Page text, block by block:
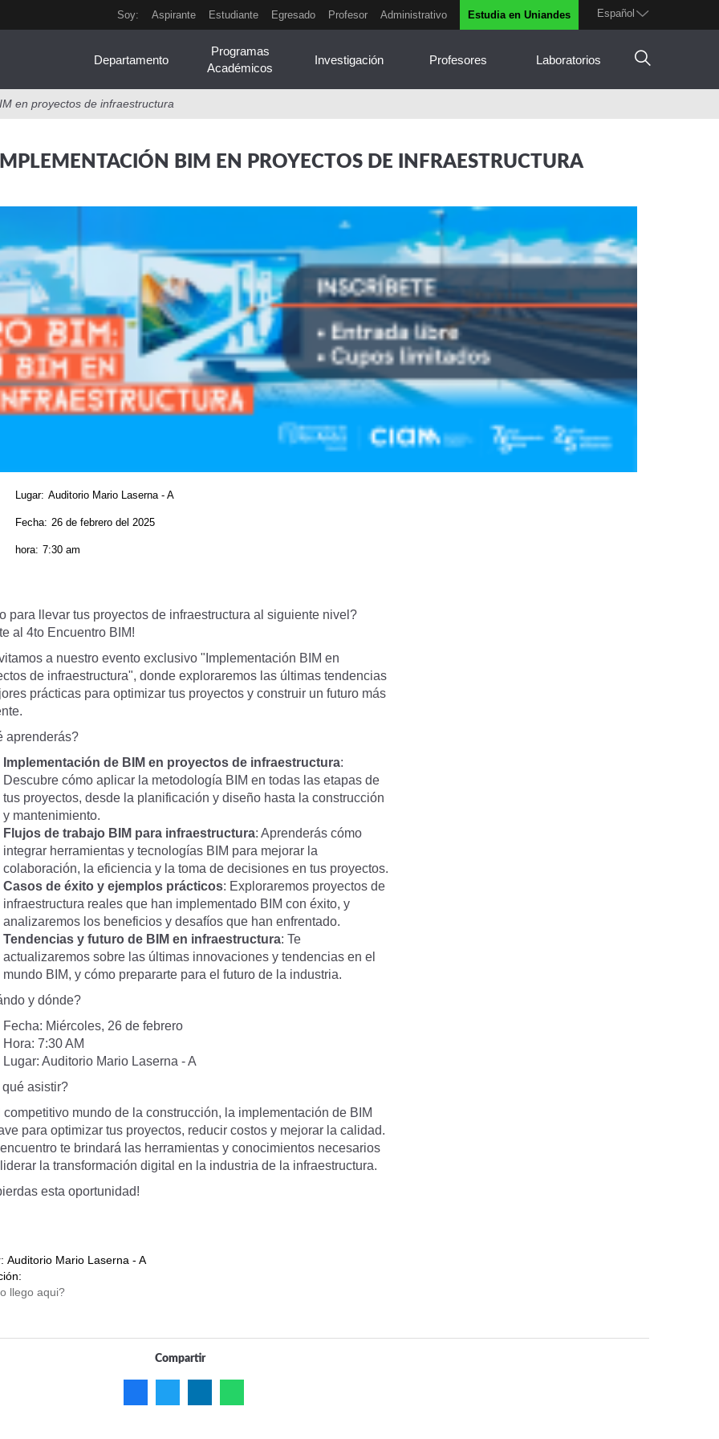
Español
Soy: Aspirante Estudiante Egresado Profesor Administrativo Estudia en Uniandes
Departamento
Programas
Académicos
Investigación Profesores Laboratorios
en proyectos de infraestructura
BIM EN PROYECTOS DE INFRAESTRUCTURA
Lugar: Auditorio Mario Laserna - A
Fecha: 26 de febrero del 2025
hora: 7:30 am
para llevar tus proyectos de infraestructura al siguiente nivel?
al 4to Encuentro BIM!
a nuestro evento exclusivo "Implementación BIM en
de infraestructura", donde exploraremos las últimas tendencias
prácticas para optimizar tus proyectos y construir un futuro más
aprenderás?
Implementación de BIM en proyectos de infraestructura:
Descubre cómo aplicar la metodología BIM en todas las etapas de
tus proyectos, desde la planificación y diseño hasta la construcción
y mantenimiento.
Flujos de trabajo BIM para infraestructura: Aprenderás cómo
integrar herramientas y tecnologías BIM para mejorar la
colaboración, la eficiencia y la toma de decisiones en tus proyectos.
Casos de éxito y ejemplos prácticos: Exploraremos proyectos de
infraestructura reales que han implementado BIM con éxito, y
analizaremos los beneficios y desafíos que han enfrentado.
Tendencias y futuro de BIM en infraestructura: Te
actualizaremos sobre las últimas innovaciones y tendencias en el
mundo BIM, y cómo prepararte para el futuro de la industria.
y dónde?
Fecha: Miércoles, 26 de febrero
Hora: 7:30 AM
Lugar: Auditorio Mario Laserna - A
asistir?
competitivo mundo de la construcción, la implementación de BIM
para optimizar tus proyectos, reducir costos y mejorar la calidad.
te brindará las herramientas y conocimientos necesarios
la transformación digital en la industria de la infraestructura.
esta oportunidad!
Auditorio Mario Laserna - A
Compartir